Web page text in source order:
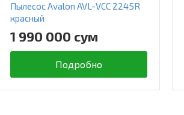
Пылесос Avalon AVL-VCC 2245R
красный
1 990 000 сум
Подробно